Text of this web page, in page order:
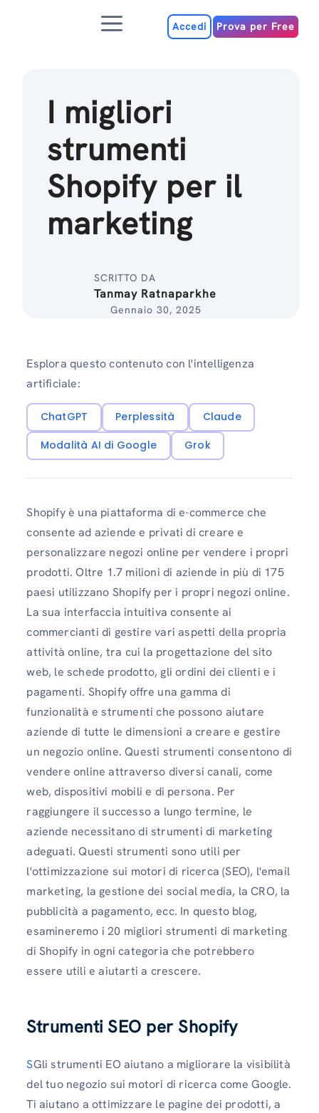
MenuAccedi Prova per Free
I migliori
strumenti
Shopify per il
marketing
SCRITTO DA
Tanmay Ratnaparkhe
Gennaio 30, 2025
Esplora questo contenuto con l'intelligenza
artificiale:
ChatGPT Perplessità
Claude
Modalità AI di Google
Grok
Shopify è una piattaforma di e-commerce che
consente ad aziende e privati ​​di creare e
personalizzare negozi online per vendere i propri
prodotti. Oltre 1.7 milioni di aziende in più di 175
paesi utilizzano Shopify per i propri negozi online.
La sua interfaccia intuitiva consente ai
commercianti di gestire vari aspetti della propria
attività online, tra cui la progettazione del sito
web, le schede prodotto, gli ordini dei clienti e i
pagamenti. Shopify offre una gamma di
funzionalità e strumenti che possono aiutare
aziende di tutte le dimensioni a creare e gestire
un negozio online. Questi strumenti consentono di
vendere online attraverso diversi canali, come
web, dispositivi mobili e di persona. Per
raggiungere il successo a lungo termine, le
aziende necessitano di strumenti di marketing
adeguati. Questi strumenti sono utili per
l'ottimizzazione sui motori di ricerca (SEO), l'email
marketing, la gestione dei social media, la CRO, la
pubblicità a pagamento, ecc. In questo blog,
esamineremo i 20 migliori strumenti di marketing
di Shopify in ogni categoria che potrebbero
essere utili e aiutarti a crescere.
Strumenti SEO per Shopify
SGli strumenti EO aiutano a migliorare la visibilità
del tuo negozio sui motori di ricerca come Google.
Ti aiutano a ottimizzare le pagine dei prodotti, a